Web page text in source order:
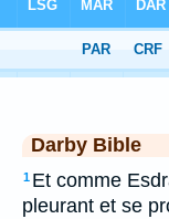
> Esdras 10
Darby Bible
1 Et comme
pleurant et se